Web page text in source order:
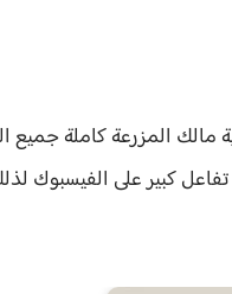
مالك المزرعة كاملة
تفاعل كبير على الفيسبوك